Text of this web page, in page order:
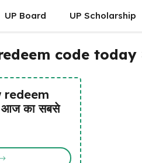
UP Board UP Scholarship
code today
redeem
का सबसे